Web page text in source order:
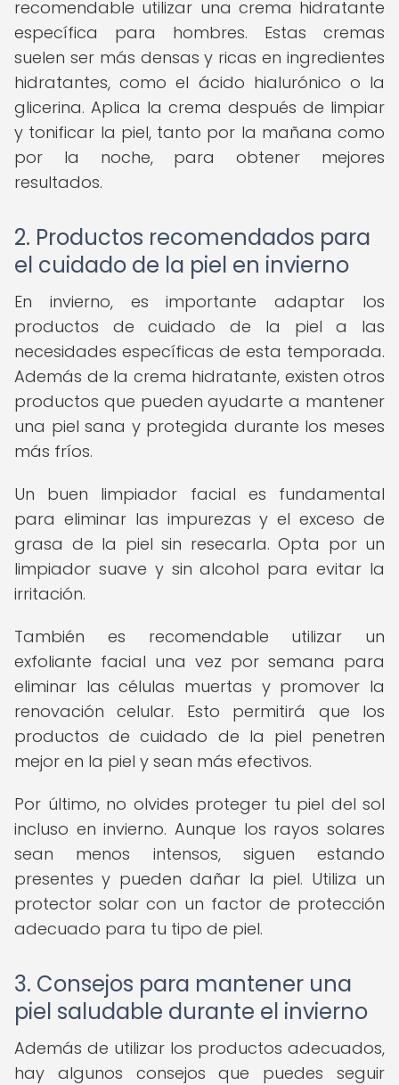
recomendable utilizar una crema hidratante
específica para hombres. Estas cremas
suelen ser más densas y ricas en ingredientes
hidratantes, como el ácido hialurónico o la
glicerina. Aplica la crema después de limpiar
y tonificar la piel, tanto por la mañana como
por la noche, para obtener mejores
resultados.
2. Productos recomendados para
el cuidado de la piel en invierno
En invierno, es importante adaptar los
productos de cuidado de la piel a las
necesidades específicas de esta temporada.
Además de la crema hidratante, existen otros
productos que pueden ayudarte a mantener
una piel sana y protegida durante los meses
más fríos.
Un buen limpiador facial es fundamental
para eliminar las impurezas y el exceso de
grasa de la piel sin resecarla. Opta por un
limpiador suave y sin alcohol para evitar la
irritación.
También es recomendable utilizar un
exfoliante facial una vez por semana para
eliminar las células muertas y promover la
renovación celular. Esto permitirá que los
productos de cuidado de la piel penetren
mejor en la piel y sean más efectivos.
Por último, no olvides proteger tu piel del sol
incluso en invierno. Aunque los rayos solares
sean menos intensos, siguen estando
presentes y pueden dañar la piel. Utiliza un
protector solar con un factor de protección
adecuado para tu tipo de piel.
3. Consejos para mantener una
piel saludable durante el invierno
Además de utilizar los productos adecuados,
hay algunos consejos que puedes seguir